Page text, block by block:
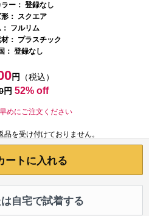
ー： 登録なし
形： スクエア
： フルリム
： プラスチック
： 登録なし
円
（税込）
円 52% off
めにご注文ください
を受け付けておりません。
ートに入れる
自宅で試着する